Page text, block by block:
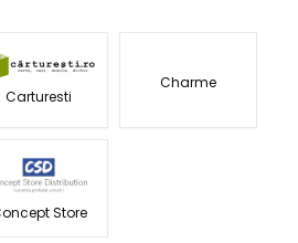
Carturesti
Charme
Store